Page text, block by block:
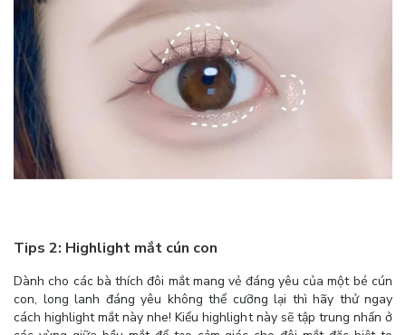
Tips 2: Highlight mắt cún con
Dành cho các bà thích đôi mắt mang vẻ đáng yêu của một bé cún
con, long lanh đáng yêu không thể cưỡng lại thì hãy thử ngay
cách highlight mắt này nhe! Kiểu highlight này sẽ tập trung nhấn ở